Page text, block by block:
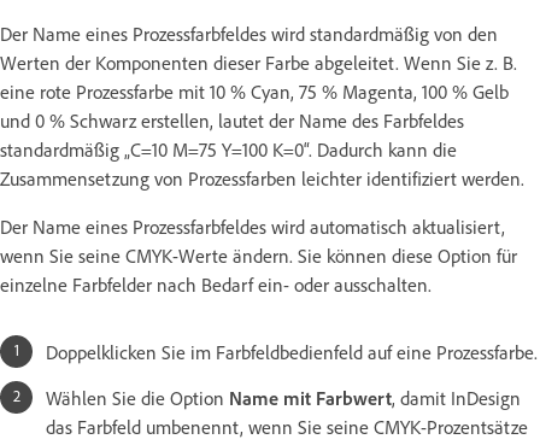
Der Name eines Prozessfarbfeldes wird standardmäßig von den
Werten der Komponenten dieser Farbe abgeleitet. Wenn Sie z. B.
eine rote Prozessfarbe mit 10 % Cyan, 75 % Magenta, 100 % Gelb
und 0 % Schwarz erstellen, lautet der Name des Farbfeldes
standardmäßig „C=10 M=75 Y=100 K=0“. Dadurch kann die
Zusammensetzung von Prozessfarben leichter identifiziert werden.
Der Name eines Prozessfarbfeldes wird automatisch aktualisiert,
wenn Sie seine CMYK-Werte ändern. Sie können diese Option für
einzelne Farbfelder nach Bedarf ein- oder ausschalten.
Doppelklicken Sie im Farbfeldbedienfeld auf eine Prozessfarbe.
Wählen Sie die Option Name mit Farbwert, damit InDesign
das Farbfeld umbenennt, wenn Sie seine CMYK-Prozentsätze